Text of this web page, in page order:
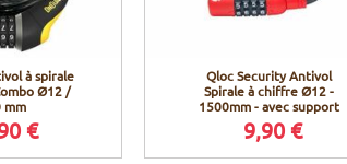
à spirale
Ø12 /
mm
€
Qloc Security Antivol
Spirale à chiffre Ø12 -
1500mm - avec support
9,90 €